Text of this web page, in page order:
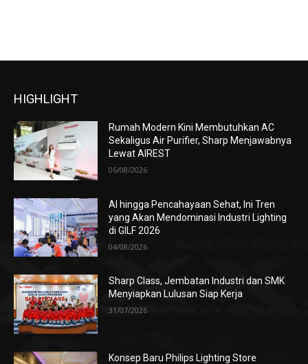
HIGHLIGHT
Rumah Modern Kini Membutuhkan AC
Sekaligus Air Purifier, Sharp Menjawabnya
Lewat AIREST
06/08/2026
AI hingga Pencahayaan Sehat, Ini Tren
yang Akan Mendominasi Industri Lighting
di GILF 2026
04/08/2026
Sharp Class, Jembatan Industri dan SMK
Menyiapkan Lulusan Siap Kerja
31/07/2026
Konsep Baru Philips Lighting Store